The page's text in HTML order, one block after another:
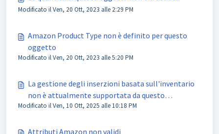
Modificato il Ven, 20 Ott, 2023 alle 2:29 PM
Amazon Product Type non è definito per questo
oggetto
Modificato il Ven, 20 Ott, 2023 alle 5:20 PM
La gestione degli inserzioni basata sull'inventario
non è attualmente supportata da questo
strumento
Modificato il Ven, 10 Ott, 2025 alle 10:18 PM
Attributi Amazon non validi